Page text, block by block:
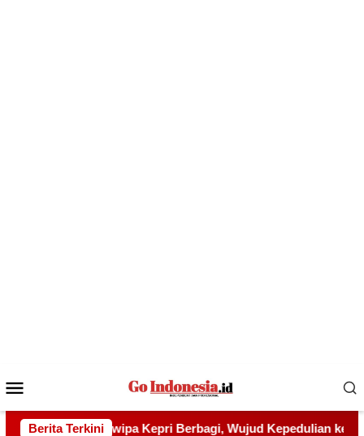
Mobile
Berita Terkini
Kepedulian kepada Pondok Tahfidz Yatim dan Dhuafa Al-